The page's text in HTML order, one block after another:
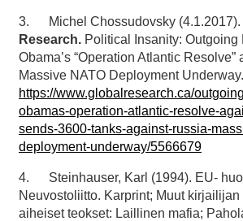
3. Michel Chossudovsky (4.1.2017).
Research. Political Insanity: Outgoing
Obama’s “Operation Atlantic Resolve”
Massive NATO Deployment
https://www.globalresearch.ca/
obamas-operation-atlantic-resolve-
sends-3600-tanks-against-russia-
deployment-underway/5566679
4. Steinhauser, Karl (1994). EU-
Neuvostoliitto. Karprint; Muut
aiheiset teokset: Laillinen mafia;